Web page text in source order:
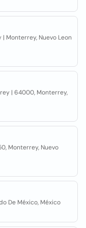
| Monterrey, Nuevo Leon
| 64000, Monterrey,
Monterrey, Nuevo
De México, México